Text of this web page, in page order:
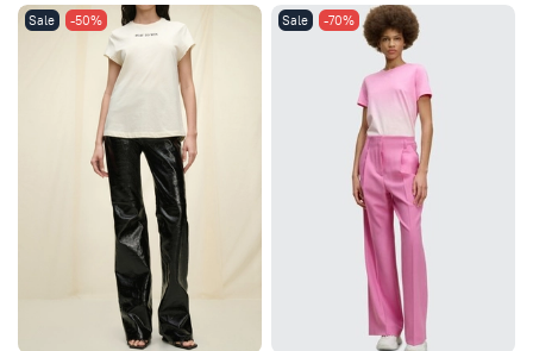
Sale -50% Sale -70%